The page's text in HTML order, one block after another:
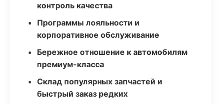
контроль качества
Программы лояльности и
корпоративное обслуживание
Бережное отношение к автомобилям
премиум-класса
Склад популярных запчастей и
быстрый заказ редких